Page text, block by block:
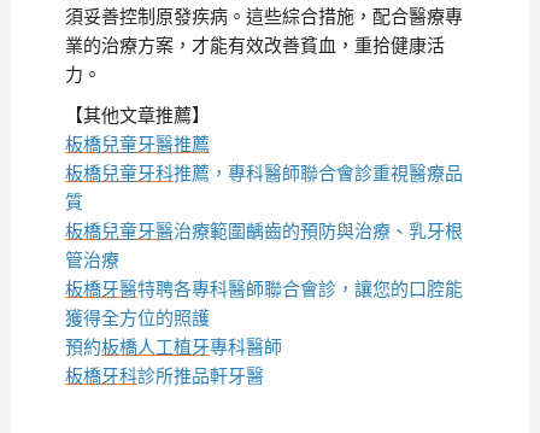
須妥善控制原發疾病。這些綜合措施，配合醫療專
業的治療方案，才能有效改善貧血，重拾健康活
力。
【其他文章推薦】
板橋兒童牙醫推薦
板橋兒童牙科推薦，專科醫師聯合會診重視醫療品
質
板橋兒童牙醫治療範圍齲齒的預防與治療、乳牙根
管治療
板橋牙醫特聘各專科醫師聯合會診，讓您的口腔能
獲得全方位的照護
預約板橋人工植牙專科醫師
板橋牙科診所推品軒牙醫